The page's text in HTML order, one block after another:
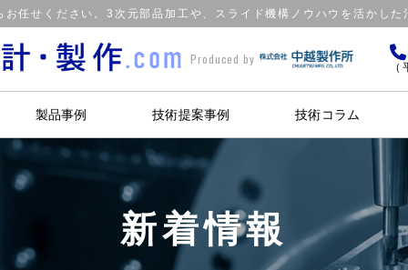
任せください。3次元部品加工や、スライド機構ノウハウを活かし
Produced by
製品事例 技術提案事例 技術コラム
新着情報